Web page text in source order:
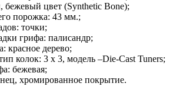
бежевый цвет (Synthetic Bone);
порожка: 43 мм.;
точки;
грифа: палисандр;
красное дерево;
колок: 3 х 3, модель –Die-Cast Tuners;
бежевая;
хромированное покрытие.